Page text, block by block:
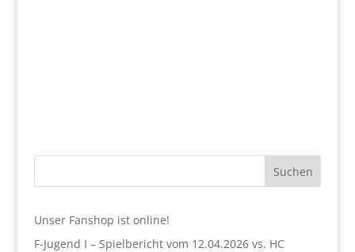
Suchen
Unser Fanshop ist online!
F-Jugend I – Spielbericht vom 12.04.2026 vs. HC